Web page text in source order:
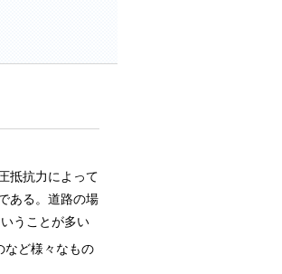
抵抗力によって
ある。道路の場
うことが多い
など様々なもの